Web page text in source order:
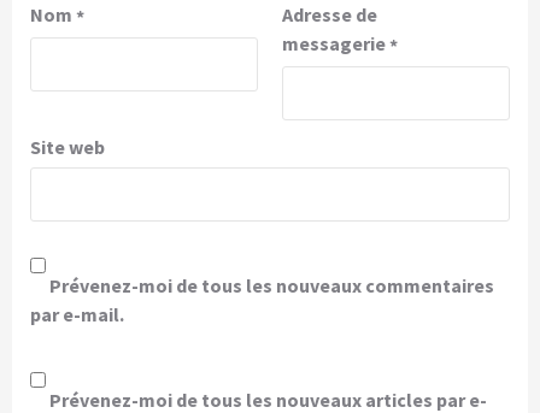
Nom *
Adresse de
messagerie*
Site web
Prévenez-moi de tous les nouveaux commentaires
par e-mail.
Prévenez-moi de tous les nouveaux articles par e-